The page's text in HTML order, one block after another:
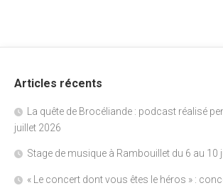
Articles récents
La quête de Brocéliande : podcast réalisé
juillet 2026
Stage de musique à Rambouillet du 6 au 10
« Le concert dont vous êtes le héros » :